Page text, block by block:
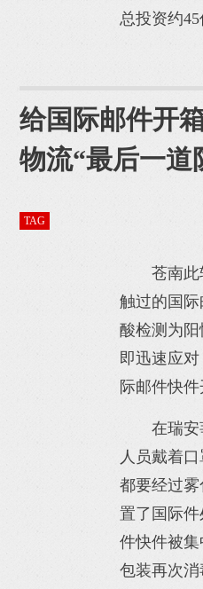
总投资约45
给国际邮件开
物流“最后一道
TAG
苍南
触过的国
酸检测为
即迅速应
际邮件快件
在瑞
人员戴着
都要经过
置了国际
件快件被
包装再次